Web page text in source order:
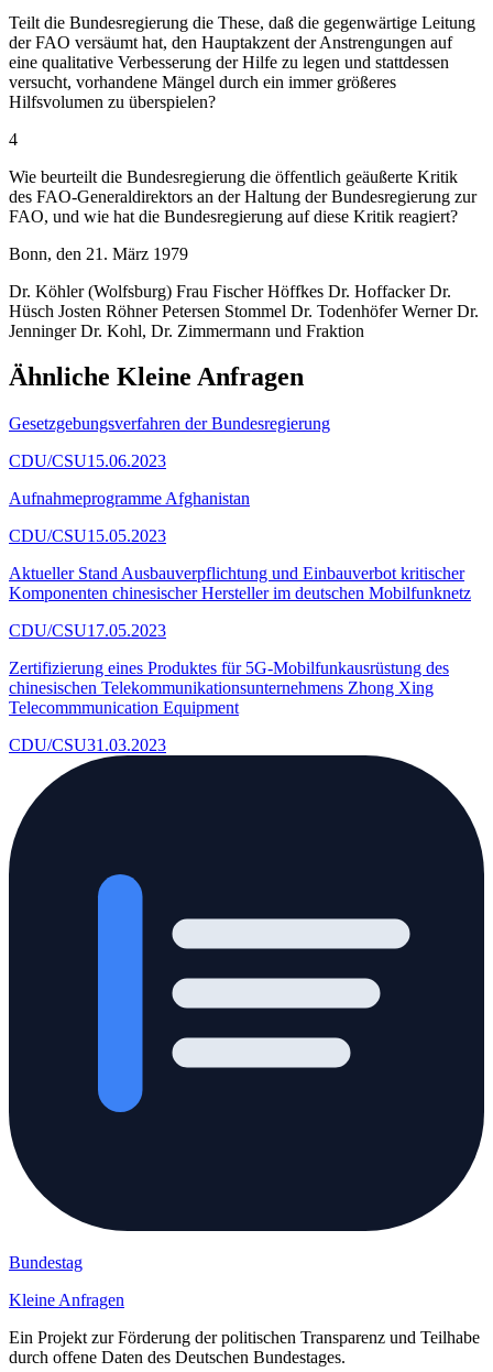
Teilt die Bundesregierung die These, daß die gegenwärtige Leitung
der FAO versäumt hat, den Hauptakzent der Anstrengungen auf
eine qualitative Verbesserung der Hilfe zu legen und stattdessen
versucht, vorhandene Mängel durch ein immer größeres
Hilfsvolumen zu überspielen?
4
Wie beurteilt die Bundesregierung die öffentlich geäußerte Kritik
des FAO-Generaldirektors an der Haltung der Bundesregierung zur
FAO, und wie hat die Bundesregierung auf diese Kritik reagiert?
Bonn, den 21. März 1979
Dr. Köhler (Wolfsburg) Frau Fischer Höffkes Dr. Hoffacker Dr.
Hüsch Josten Röhner Petersen Stommel Dr. Todenhöfer Werner Dr.
Jenninger Dr. Kohl, Dr. Zimmermann und Fraktion
Ähnliche Kleine Anfragen
Gesetzgebungsverfahren der Bundesregierung
CDU/CSU15.06.2023
Aufnahmeprogramme Afghanistan
CDU/CSU15.05.2023
Aktueller Stand Ausbauverpflichtung und Einbauverbot kritischer
Komponenten chinesischer Hersteller im deutschen Mobilfunknetz
CDU/CSU17.05.2023
Zertifizierung eines Produktes für 5G-Mobilfunkausrüstung des
chinesischen Telekommunikationsunternehmens Zhong Xing
Telecommmunication Equipment
CDU/CSU31.03.2023
Bundestag
Kleine Anfragen
Ein Projekt zur Förderung der politischen Transparenz und Teilhabe
durch offene Daten des Deutschen Bundestages.